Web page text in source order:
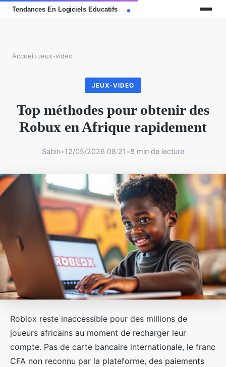
Accueil›Jeux-video
JEUX-VIDEO
Top méthodes pour obtenir des
Robux en Afrique rapidement
Sabin•12/05/2026 08:21 •8 min de lecture
Roblox reste inaccessible pour des millions de
joueurs africains au moment de recharger leur
compte. Pas de carte bancaire internationale, le franc
CFA non reconnu par la plateforme, des paiements